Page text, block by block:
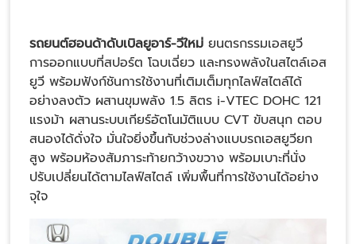
รถยนต์ฮอนด้าดับเบิลยูอาร์-วีใหม่ ยนตรกรรมเอสยูวี
การออกแบบที่สปอร์ต โฉบเฉี่ยว และทรงพลังในสไตล์เอส
ยูวี พร้อมฟังก์ชันการใช้งานที่เติมเต็มทุกไลฟ์สไตล์ได้
อย่างลงตัว ผสานขุมพลัง 1.5 ลิตร i-VTEC DOHC 121
แรงม้า ผสานระบบเกียร์อัตโนมัติแบบ CVT ขับสนุก ตอบ
สนองได้ดั่งใจ มั่นใจยิ่งขึ้นกับช่วงล่างแบบรถเอสยูวียก
สูง พร้อมห้องสัมภาระท้ายกว้างขวาง พร้อมเบาะที่นั่ง
ปรับเปลี่ยนได้ตามไลฟ์สไตล์ เพิ่มพื้นที่การใช้งานได้อย่าง
จุใจ